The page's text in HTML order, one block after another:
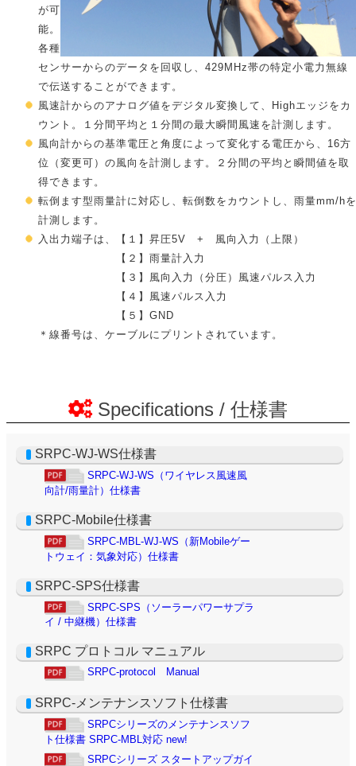
が可
能。
各種
センサーからのデータを回収し、429MHz帯の特定小電力無線
で伝送することができます。
風速計からのアナログ値をデジタル変換して、Highエッジをカ
ウント。１分間平均と１分間の最大瞬間風速を計測します。
風向計からの基準電圧と角度によって変化する電圧から、16方
位（変更可）の風向を計測します。２分間の平均と瞬間値を取
得できます。
転倒ます型雨量計に対応し、転倒数をカウントし、雨量mm/hを
計測します。
入出力端子は、【１】昇圧5V + 風向入力（上限）
【２】雨量計入力
【３】風向入力（分圧）風速パルス入力
【４】風速パルス入力
【５】GND
＊線番号は、ケーブルにプリントされています。
Specifications / 仕様書